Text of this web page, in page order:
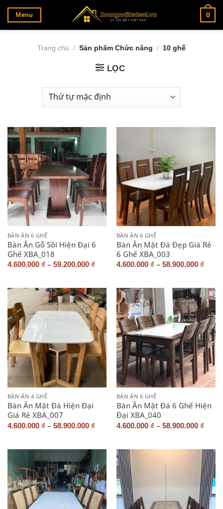
Bỏ
qua
nội
Menu 0
Trang chủ / Sản phẩm Chức năng / 10 ghế
LỌC
BÀN ĂN 6 GHẾ
Bàn Ăn Gỗ Sồi Hiện Đại 6
Ghế XBA_018
4.600.000 ₫ – 59.200.000 ₫
BÀN ĂN 6 GHẾ
Bàn Ăn Mặt Đá Đẹp Giá Rẻ
6 Ghế XBA_003
4.600.000 ₫ – 58.900.000 ₫
BÀN ĂN 4 GHẾ
Bàn Ăn Mặt Đá Hiện Đại
Giá Rẻ XBA_007
4.600.000 ₫ – 58.900.000 ₫
BÀN ĂN 6 GHẾ
Bàn Ăn Mặt Đá 6 Ghế Hiện
Đại XBA_040
4.600.000 ₫ – 58.900.000 ₫